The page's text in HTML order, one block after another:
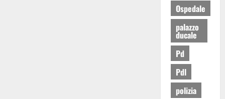
Ospedale
palazzo
ducale
Pd
Pdl
polizia